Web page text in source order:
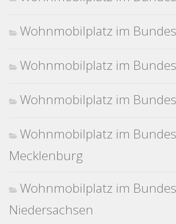
Wohnmobilplatz im
Wohnmobilplatz im
Wohnmobilplatz im
Wohnmobilplatz im
Mecklenburg
Wohnmobilplatz im
Niedersachsen